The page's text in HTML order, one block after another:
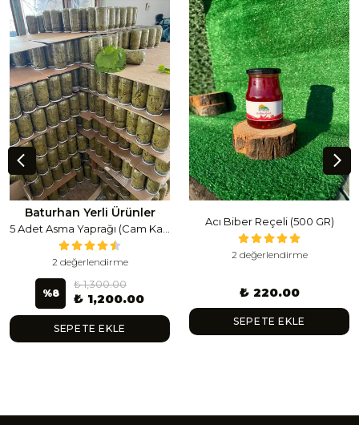
Baturhan Yerli Ürünler
2 değerlendirme
%8
₺ 1,300.00
₺ 1,200.00
SEPETE EKLE
Acı Biber Reçeli (500 GR)
2 değerlendirme
₺ 220.00
SEPETE EKLE